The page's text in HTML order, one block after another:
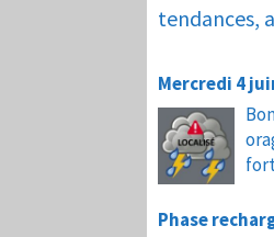
tendances,
Mercredi 4
Phase